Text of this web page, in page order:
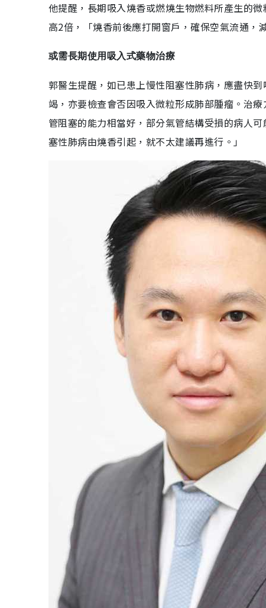
他提醒，長期吸入燒香或燃燒生物燃料所產生的
高2倍，「燒香前後應打開窗戶，確保空氣流通，
或需長期使用吸入式藥物治療
郭醫生提醒，如已患上慢性阻塞性肺病，應盡快
竭，亦要檢查會否因吸入微粒形成肺部腫瘤。治
管阻塞的能力相當好，部分氣管結構受損的病人
塞性肺病由燒香引起，就不太建議再進行。」